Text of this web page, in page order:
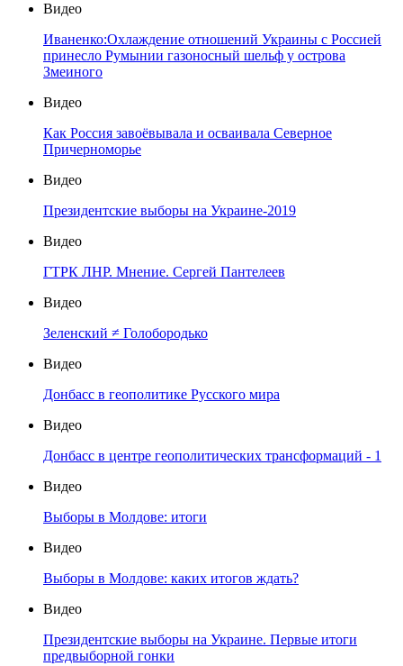
Видео
Иваненко:Охлаждение отношений Украины с Россией
принесло Румынии газоносный шельф у острова
Змеиного
Видео
Как Россия завоёвывала и осваивала Северное
Причерноморье
Видео
Президентские выборы на Украине-2019
Видео
ГТРК ЛНР. Мнение. Сергей Пантелеев
Видео
Зеленский ≠ Голобородько
Видео
Донбасс в геополитике Русского мира
Видео
Донбасс в центре геополитических трансформаций - 1
Видео
Выборы в Молдове: итоги
Видео
Выборы в Молдове: каких итогов ждать?
Видео
Президентские выборы на Украине. Первые итоги
предвыборной гонки